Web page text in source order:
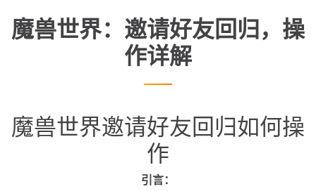
魔兽世界：邀请好友回归，操
作详解
魔兽世界邀请好友回归如何操
作
引言：